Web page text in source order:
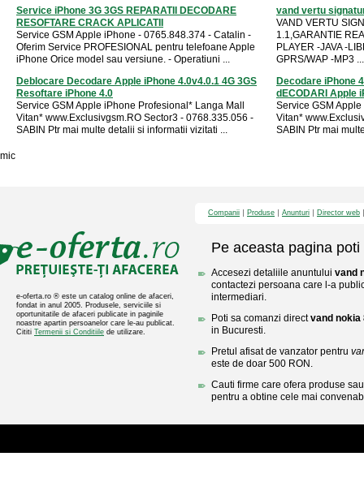
Service iPhone 3G 3GS REPARATII DECODARE
RESOFTARE CRACK APLICATII
Service GSM Apple iPhone - 0765.848.374 - Catalin -
Oferim Service PROFESIONAL pentru telefoane Apple
iPhone Orice model sau versiune. - Operatiuni ...
vand vertu
VAND VERTU
1.1,GARANTIE
PLAYER -JAVA -
GPRS/WAP -MP3 ...
Deblocare Decodare Apple iPhone 4.0v4.0.1 4G 3GS
Resoftare iPhone 4.0
Service GSM Apple iPhone Profesional* Langa Mall
Vitan* www.Exclusivgsm.RO Sector3 - 0768.335.056 -
SABIN Ptr mai multe detalii si informatii vizitati ...
Decodare iPhone
dECODARI Apple
Service GSM
Vitan*
SABIN Ptr mai
mic
e-oferta.ro ® este un catalog online de afaceri,
fondat in anul 2005. Produsele, serviciile si
oportunitatile de afaceri publicate in paginile
noastre apartin persoanelor care le-au publicat.
Cititi Termenii si Conditiile de utilizare.
Companii Produse Anunturi Director web
Pe aceasta pagina poti
Accesezi detaliile anuntului vand
contactezi persoana care l-a
intermediari.
Poti sa comanzi directvand nokia
in Bucuresti.
Pretul afisat de vanzator pentru
este de doar 500 RON.
Cauti firme care ofera produse
pentru a obtine cele mai